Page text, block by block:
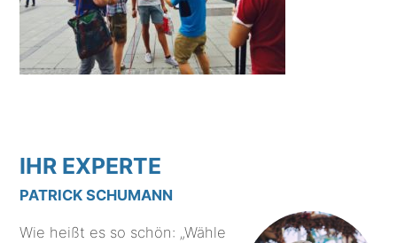
IHR EXPERTE
PATRICK SCHUMANN
Wie heißt es so schön: „Wähle